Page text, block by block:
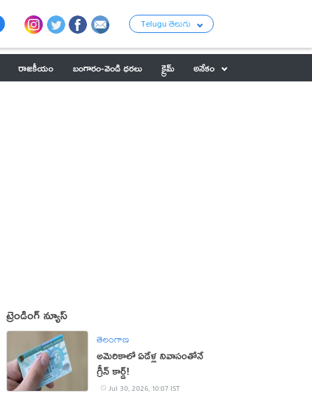
Telugu తెలుగు
రాజకీయం బంగారం-వెండి ధరలు క్రైమ్
అనేకం
ట్రెండింగ్ న్యూస్
తెలంగాణ
అమెరికాలో ఏడేళ్ల నివాసంతోనే
గ్రీన్ కార్డ్!
Jul 30, 2026, 10:07 IST